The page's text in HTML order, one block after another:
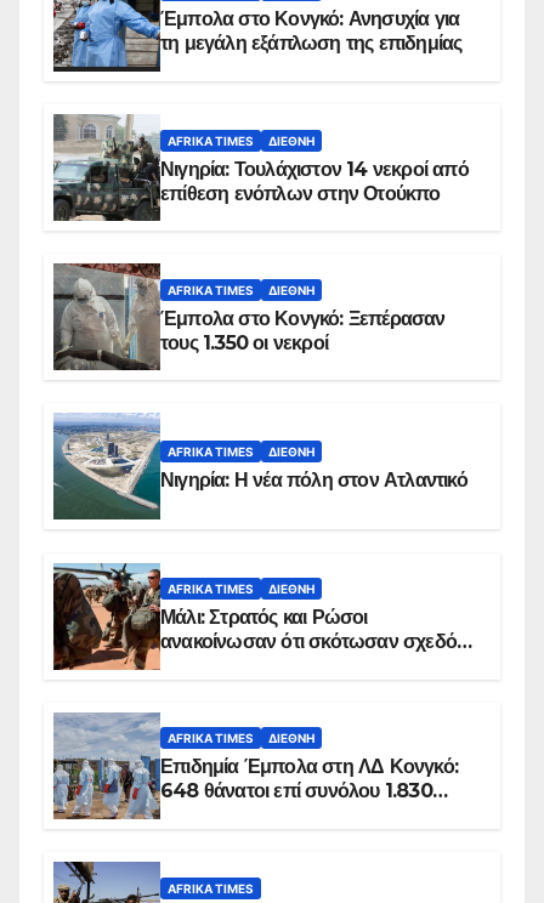
Έμπολα στο Κονγκό: Ανησυχία για
τη μεγάλη εξάπλωση της επιδημίας
AFRIKA TIMES ΔΙΕΘΝΉ
Νιγηρία: Τουλάχιστον 14 νεκροί από
επίθεση ενόπλων στην Οτούκπο
AFRIKA TIMES ΔΙΕΘΝΉ
Έμπολα στο Κονγκό: Ξεπέρασαν
τους 1.350 οι νεκροί
AFRIKA TIMES ΔΙΕΘΝΉ
Νιγηρία: Η νέα πόλη στον Ατλαντικό
AFRIKA TIMES ΔΙΕΘΝΉ
Μάλι: Στρατός και Ρώσοι
ανακοίνωσαν ότι σκότωσαν σχεδόν
AFRIKA TIMES ΔΙΕΘΝΉ
Επιδημία Έμπολα στη ΛΔ Κονγκό:
648 θάνατοι επί συνόλου 1.830
AFRIKA TIMES